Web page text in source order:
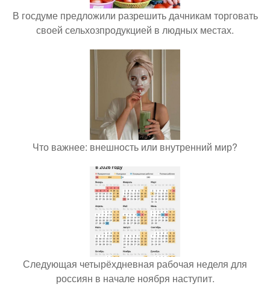
В госдуме предложили разрешить дачникам торговать
своей сельхозпродукцией в людных местах.
Что важнее: внешность или внутренний мир?
Следующая четырёхдневная рабочая неделя для
россиян в начале ноября наступит.